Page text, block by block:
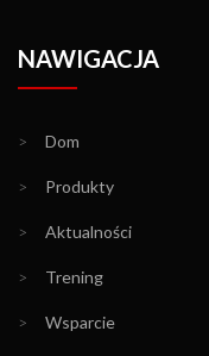
NAWIGACJA
> Dom
> Produkty
> Aktualności
> Trening
> Wsparcie